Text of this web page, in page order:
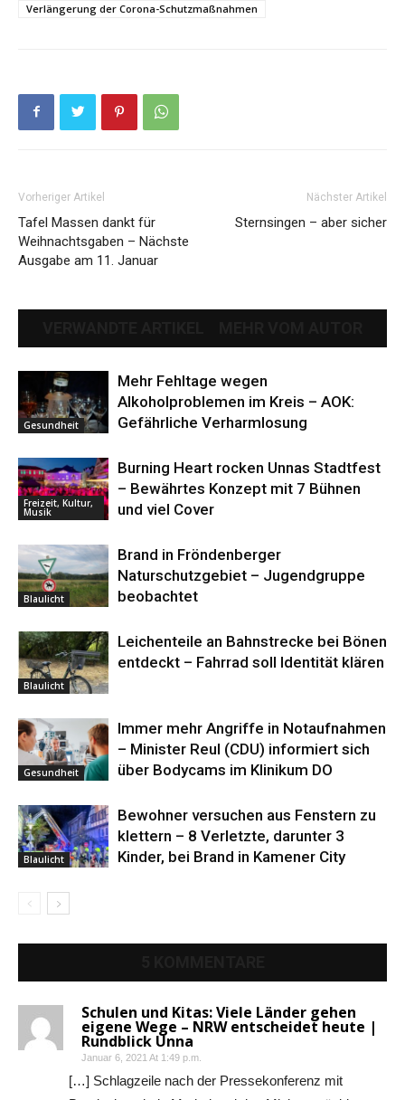
Verlängerung der Corona-Schutzmaßnahmen
Vorheriger Artikel
Tafel Massen dankt für
Weihnachtsgaben – Nächste
Ausgabe am 11. Januar
Nächster Artikel
Sternsingen – aber sicher
Gesundheit
Mehr Fehltage wegen
Alkoholproblemen im Kreis – AOK:
Gefährliche Verharmlosung
Freizeit, Kultur,
Musik
Burning Heart rocken Unnas Stadtfest
– Bewährtes Konzept mit 7 Bühnen
und viel Cover
Blaulicht
Brand in Fröndenberger
Naturschutzgebiet – Jugendgruppe
beobachtet
Blaulicht
Leichenteile an Bahnstrecke bei Bönen
entdeckt – Fahrrad soll Identität klären
Gesundheit
Immer mehr Angriffe in Notaufnahmen
– Minister Reul (CDU) informiert sich
über Bodycams im Klinikum DO
Blaulicht
Bewohner versuchen aus Fenstern zu
klettern – 8 Verletzte, darunter 3
Kinder, bei Brand in Kamener City
Schulen und Kitas: Viele Länder gehen
eigene Wege – NRW entscheidet heute |
Rundblick Unna
Januar 6, 2021 At 1:49 p.m.
[…] Schlagzeile nach der Pressekonferenz mit